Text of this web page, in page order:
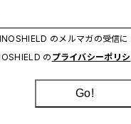
のメルマガの受信に
の プライバシーポリシ
Go!